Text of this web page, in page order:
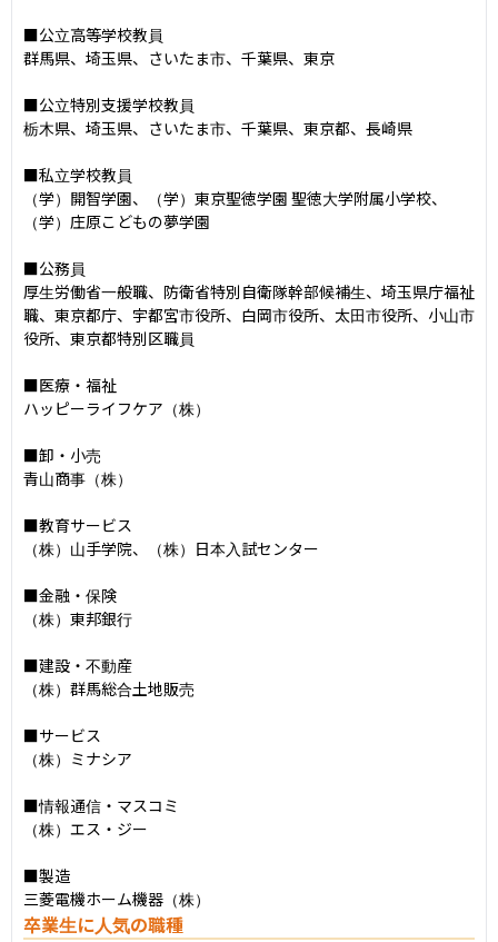
■公立高等学校教員
群馬県、埼玉県、さいたま市、千葉県、東京
■公立特別支援学校教員
栃木県、埼玉県、さいたま市、千葉県、東京都、長崎県
■私立学校教員
（学）開智学園、（学）東京聖徳学園 聖徳大学附属小学校、
（学）庄原こどもの夢学園
■公務員
厚生労働省一般職、防衛省特別自衛隊幹部候補生、埼玉県庁福祉
職、東京都庁、宇都宮市役所、白岡市役所、太田市役所、小山市
役所、東京都特別区職員
■医療・福祉
ハッピーライフケア（株）
■卸・小売
青山商事（株）
■教育サービス
（株）山手学院、（株）日本入試センター
■金融・保険
（株）東邦銀行
■建設・不動産
（株）群馬総合土地販売
■サービス
（株）ミナシア
■情報通信・マスコミ
（株）エス・ジー
■製造
三菱電機ホーム機器（株）
卒業生に人気の職種